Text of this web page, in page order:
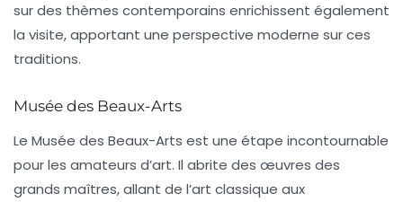
sur des thèmes contemporains enrichissent également
la visite, apportant une perspective moderne sur ces
traditions.
Musée des Beaux-Arts
Le Musée des Beaux-Arts est une étape incontournable
pour les amateurs d’art. Il abrite des œuvres des
grands maîtres, allant de l’art classique aux